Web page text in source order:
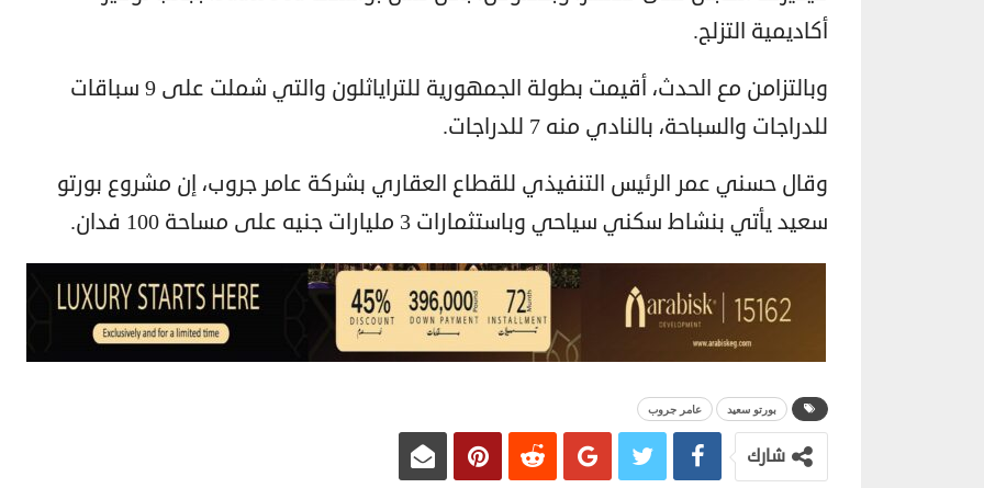
أكاديمية التزلج.
وبالتزامن مع الحدث، أقيمت بطولة الجمهورية للتراياثلون والتي شملت على 9 سباقات
للدراجات والسباحة، بالنادي منه 7 للدراجات.
وقال حسني عمر الرئيس التنفيذي للقطاع العقاري بشركة عامر جروب، إن مشروع بورتو
سعيد يأتي بنشاط سكني سياحي وباستثمارات 3 مليارات جنيه على مساحة 100 فدان.
بورتو سعيد عامر جروب
شارك